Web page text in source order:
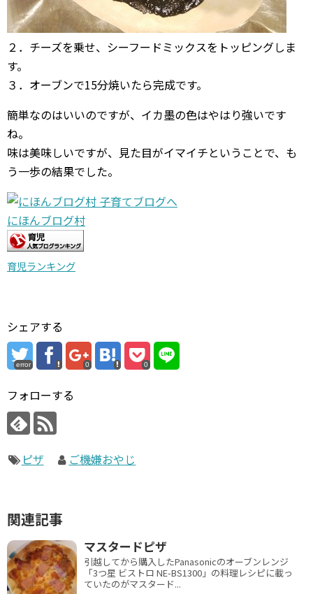
２．チーズを乗せ、シーフードミックスをトッピングしま
す。
３．オーブンで15分焼いたら完成です。
簡単なのはいいのですが、イカ墨の色はやはり強いです
ね。
味は美味しいですが、見た目がイマイチということで、も
う一歩の結果でした。
にほんブログ村
育児ランキング
シェアする
error 0 0
フォローする
ピザ ご機嫌おやじ
関連記事
マスタードピザ
引越してから購入したPanasonicのオーブンレンジ
「3つ星 ビストロ NE-BS1300」の料理レシピに載っ
ていたのがマスタード...